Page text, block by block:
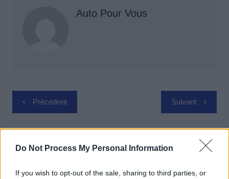
Do Not Process My Personal Information
If you wish to opt-out of the sale, sharing to third parties, or
Auto Pour Vous
Navigation
de
l’article
Précédent Suivant